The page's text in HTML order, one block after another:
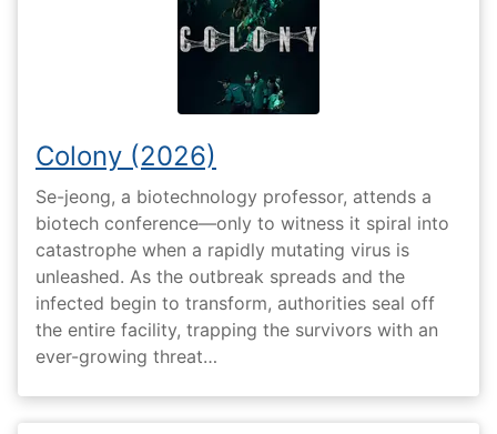
Colony (2026)
Se-jeong, a biotechnology professor, attends a
biotech conference—only to witness it spiral into
catastrophe when a rapidly mutating virus is
unleashed. As the outbreak spreads and the
infected begin to transform, authorities seal off
the entire facility, trapping the survivors with an
ever-growing threat…